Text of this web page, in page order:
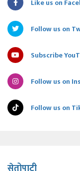
Like us on
Follow us on
Subscribe
Follow us on
Follow us on